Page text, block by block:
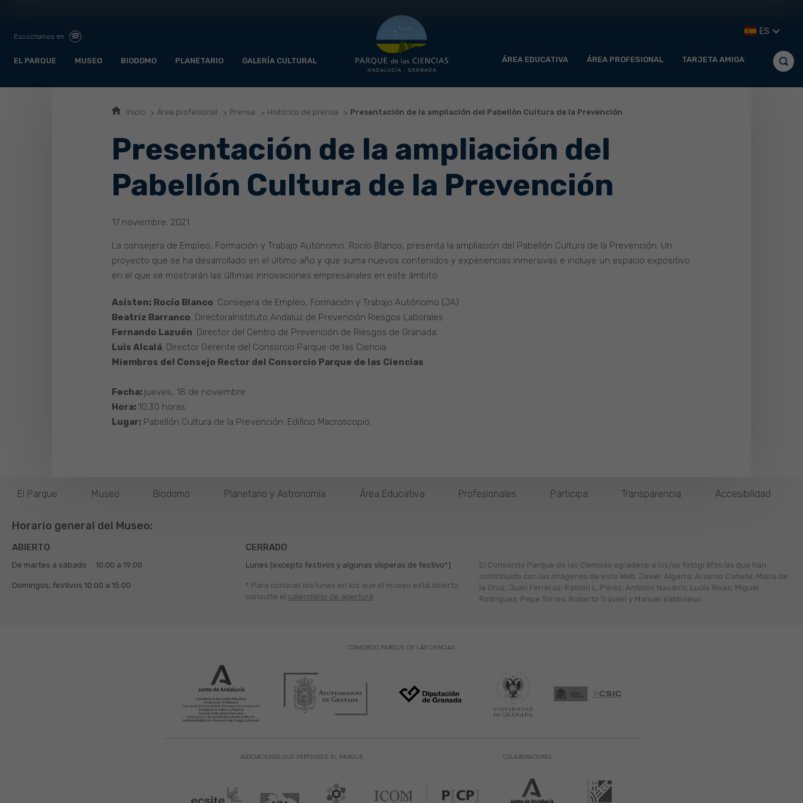
Escúchanos en
EL PARQUE MUSEO BIODOMO PLANETARIO GALERÍA CULTURAL ÁREA EDUCATIVA ÁREA PROFESIONAL TARJETA AMIGA
ES
Inicio Área profesional Prensa Histórico de prensa Presentación de la ampliación del Pabellón Cultura de la Prevención
Presentación de la ampliación del
Pabellón Cultura de la Prevención
17 noviembre, 2021
La consejera de Empleo, Formación y Trabajo Autónomo, Rocío Blanco, presenta la ampliación del Pabellón Cultura de la Prevención. Un
proyecto que se ha desarrollado en el último año y que suma nuevos contenidos y experiencias inmersivas e incluye un espacio expositivo
en el que se mostrarán las últimas innovaciones empresariales en este ámbito.
Asisten: Rocío Blanco. Consejera de Empleo, Formación y Trabajo Autónomo (JA)
Beatriz Barranco. DirectoraInstituto Andaluz de Prevención Riesgos Laborales
Fernando Lazuén. Director del Centro de Prevención de Riesgos de Granada.
Luis Alcalá. Director Gerente del Consorcio Parque de las Ciencia.
Miembros del Consejo Rector del Consorcio Parque de las Ciencias.
Fecha: jueves, 18 de noviembre
Hora: 10.30 horas
Lugar: Pabellón Cultura de la Prevención. Edificio Macroscopio.
El Parque Museo Biodomo Planetario y Astronomía Área Educativa Profesionales Participa Transparencia Accesibilidad
Horario general del Museo:
ABIERTO
De martes a sábado 10:00 a 19:00
Domingos, festivos 10:00 a 15:00
CERRADO
Lunes (excepto festivos y algunas vísperas de festivo*)
* Para conocer los lunes en los que el museo está abierto
consulte el calendario de apertura
El Consorcio Parque de las Ciencias agradece a los/as fotógráfos/as que han
contribuido con las imágenes de esta Web: Javier Algarra; Arsenio Cañete; María de
la Cruz; Juan Ferreras; Ramón L. Pérez; Antonio Navarro; Lucía Rivas; Miguel
Rodríguez; Pepe Torres; Roberto Travesí y Manuel Valdivieso.
ASOCIACIONES QUE PERTENECE EL PARQUE
CONSORCIO PARQUE DE LAS CIENCIAS
COLABORADORES